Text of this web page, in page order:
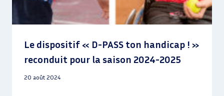
Le dispositif « D-PASS ton handicap ! »
reconduit pour la saison 2024-2025
20 août 2024